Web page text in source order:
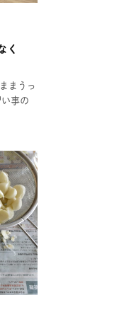
く
まうっ
事の